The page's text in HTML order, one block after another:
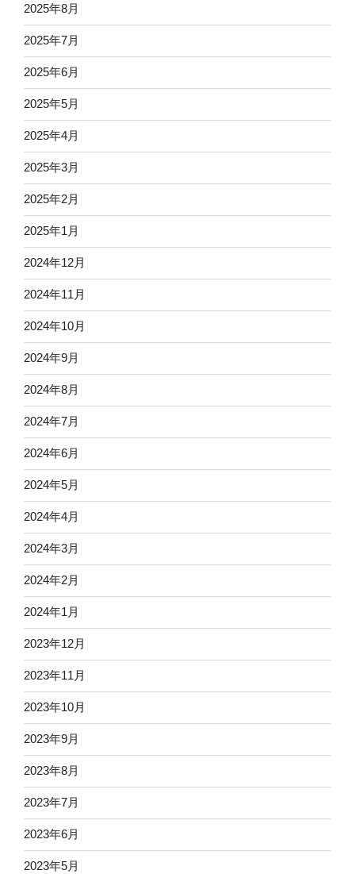
2025年8月
2025年7月
2025年6月
2025年5月
2025年4月
2025年3月
2025年2月
2025年1月
2024年12月
2024年11月
2024年10月
2024年9月
2024年8月
2024年7月
2024年6月
2024年5月
2024年4月
2024年3月
2024年2月
2024年1月
2023年12月
2023年11月
2023年10月
2023年9月
2023年8月
2023年7月
2023年6月
2023年5月